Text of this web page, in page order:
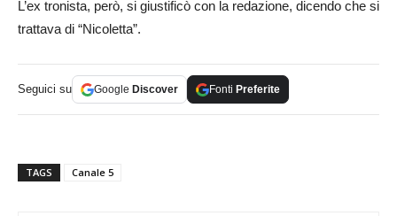
L’ex tronista, però, si giustificò con la redazione, dicendo che si
trattava di “Nicoletta”.
Seguici su Google Discover Fonti Preferite
TAGS Canale 5